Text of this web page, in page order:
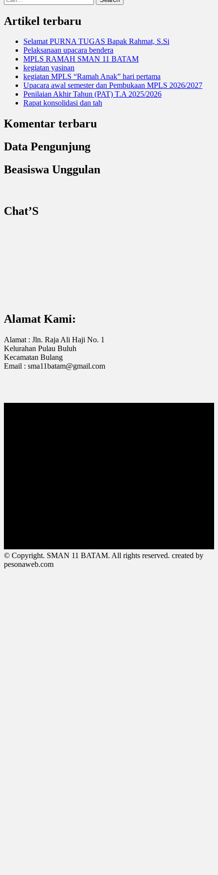
for:
Artikel terbaru
Selamat PURNA TUGAS Bapak Rahmat, S.Si
Pelaksanaan upacara bendera
MPLS RAMAH SMAN 11 BATAM
kegiatan yasinan
kegiatan MPLS “Ramah Anak” hari pertama
Upacara awal semester dan Pembukaan MPLS 2026/2027
Penilaian Akhir Tahun (PAT) T.A 2025/2026
Rapat konsolidasi dan tah
Komentar terbaru
Data Pengunjung
Beasiswa Unggulan
Chat’S
Alamat Kami:
Alamat : Jln. Raja Ali Haji No. 1
Kelurahan Pulau Buluh
Kecamatan Bulang
Email : sma11batam@gmail.com
© Copyright. SMAN 11 BATAM. All rights reserved. created by
pesonaweb.com